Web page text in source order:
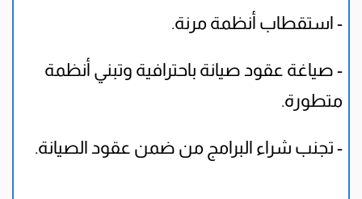
- استقطاب أنظمة مرنة.
- صياغة عقود صيانة باحترافية وتبني أنظمة
متطورة.
- تجنب شراء البرامج من ضمن عقود الصيانة.